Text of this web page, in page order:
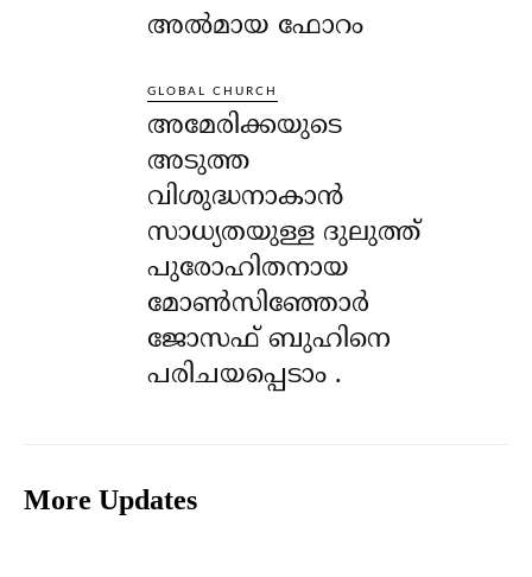
അൽമായ ഫോറം
GLOBAL CHURCH
അമേരിക്കയുടെ
അടുത്ത
വിശുദ്ധനാകാൻ
സാധ്യതയുള്ള ദുലുത്ത്
പുരോഹിതനായ
മോൺസിഞ്ഞോർ
ജോസഫ് ബുഹിനെ
പരിചയപ്പെടാം .
More Updates